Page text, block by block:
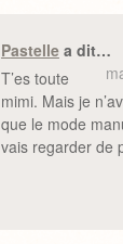
Pastellea dit…
T’es toute
mimi. Mais je
que le mode
vais regarder de